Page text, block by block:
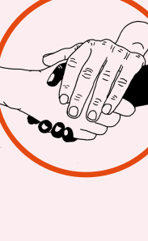
was die
Auch der
Ukraine
(Zentrum
eine
in der
Neben
von